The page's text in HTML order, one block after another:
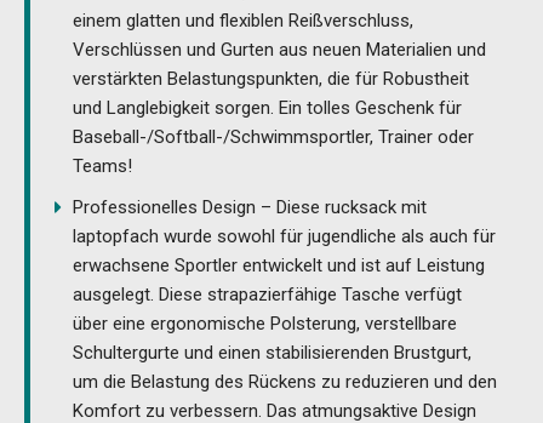
einem glatten und flexiblen Reißverschluss,
Verschlüssen und Gurten aus neuen Materialien und
verstärkten Belastungspunkten, die für Robustheit
und Langlebigkeit sorgen. Ein tolles Geschenk für
Baseball-/Softball-/Schwimmsportler, Trainer oder
Teams!
Professionelles Design – Diese rucksack mit
laptopfach wurde sowohl für jugendliche als auch für
erwachsene Sportler entwickelt und ist auf Leistung
ausgelegt. Diese strapazierfähige Tasche verfügt
über eine ergonomische Polsterung, verstellbare
Schultergurte und einen stabilisierenden Brustgurt,
um die Belastung des Rückens zu reduzieren und den
Komfort zu verbessern. Das atmungsaktive Design